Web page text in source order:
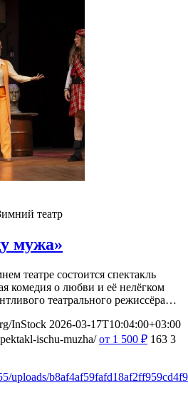
театр
мужа»
театре состоится спектакль
комедия о любви и её нелёгком
театрального режиссёра…
InStock 2026-03-17T10:04:00+03:00
ischu-muzha/ от 1 500 ₽ 163 3
uploads/